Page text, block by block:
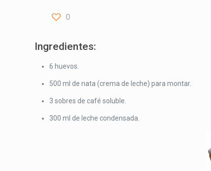
0
Ingredientes:
6 huevos.
500 ml de nata (crema de leche) para montar.
3 sobres de café soluble.
300 ml de leche condensada.